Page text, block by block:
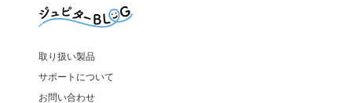
取り扱い製品
サポートについて
お問い合わせ